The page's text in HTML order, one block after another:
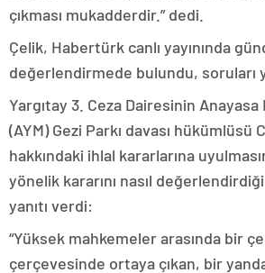
çıkması mukadderdir.” dedi.
Çelik, Habertürk canlı yayınında
değerlendirmede bulundu, soruları
Yargıtay 3. Ceza Dairesinin
(AYM) Gezi Parkı davası hükümlüsü
hakkındaki ihlal kararlarına
yönelik kararını nasıl
yanıtı verdi:
“Yüksek mahkemeler arasında bir
çerçevesinde ortaya çıkan, bir